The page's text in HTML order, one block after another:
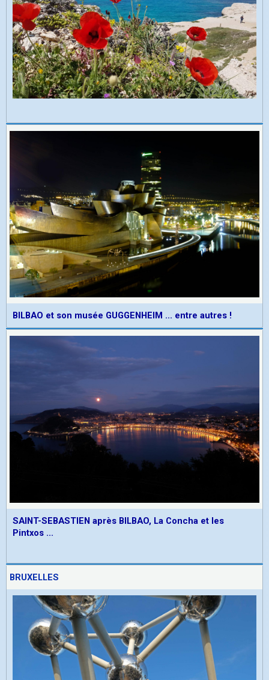
BILBAO et son musée GUGGENHEIM ... entre autres !
SAINT-SEBASTIEN après BILBAO, La Concha et les
Pintxos ...
BRUXELLES